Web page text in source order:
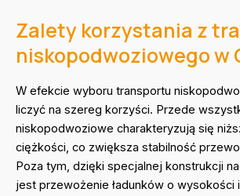
Zalety korzystania z
niskopodwoziowego w
W efekcie wyboru transportu
liczyć na szereg korzyści. Przede
niskopodwoziowe charakteryzują się
ciężkości, co zwiększa stabilność
Poza tym, dzięki specjalnej konstrukcji
jest przewożenie ładunków o wysokości